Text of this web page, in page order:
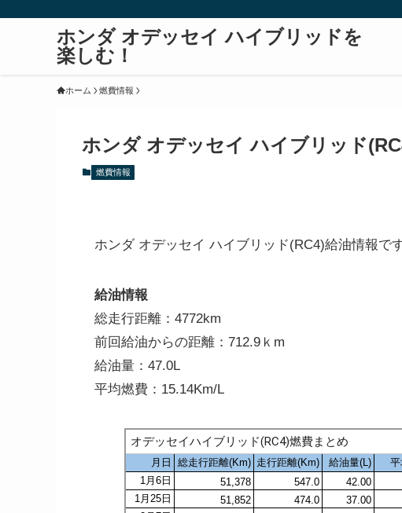
ホンダ オデッセイ ハイブリッドを
楽しむ！
ホーム 燃費情報
ホンダ オデッセイ ハイブリッド
燃費情報
ホンダ オデッセイ ハイブリッド(RC4)給油情報です
給油情報
総走行距離：4772km
前回給油からの距離：712.9ｋm
給油量：47.0L
平均燃費：15.14Km/L